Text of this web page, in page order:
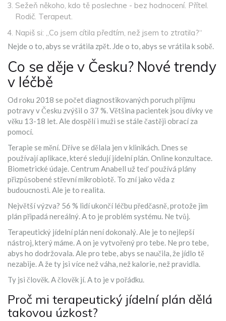
Sežeň někoho, kdo tě poslechne - bez hodnocení. Přítel.
Rodič. Terapeut.
Napiš si: „Co jsem cítila předtím, než jsem to ztratila?“
Nejde o to, abys se vrátila zpět. Jde o to, abys se vrátila k sobě.
Co se děje v Česku? Nové trendy
v léčbě
Od roku 2018 se počet diagnostikovaných poruch příjmu
potravy v Česku zvýšil o 37 %. Většina pacientek jsou dívky ve
věku 13-18 let. Ale dospělí i muži se stále častěji obrací za
pomocí.
Terapie se mění. Dříve se dělala jen v klinikách. Dnes se
používají aplikace, které sledují jídelní plán. Online konzultace.
Biometrické údaje. Centrum Anabell už teď používá plány
přizpůsobené střevní mikrobiotě. To zní jako věda z
budoucnosti. Ale je to realita.
Největší výzva? 56 % lidí ukončí léčbu předčasně, protože jim
plán připadá nereálný. A to je problém systému. Ne tvůj.
Terapeutický jídelní plán není dokonalý. Ale je to nejlepší
nástroj, který máme. A on je vytvořený pro tebe. Ne pro tebe,
abys ho dodržovala. Ale pro tebe, abys se naučila, že jídlo tě
nezabije. A že ty jsi více než váha, než kalorie, než pravidla.
Ty jsi člověk. A člověk jí. A to je v pořádku.
Proč mi terapeutický jídelní plán dělá
takovou úzkost?